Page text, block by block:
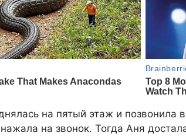
на пятый этаж и позвонила
на звонок. Тогда Аня